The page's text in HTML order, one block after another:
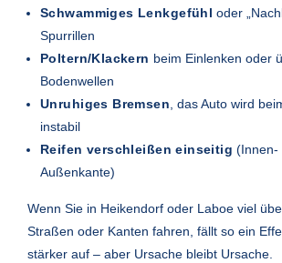
Schwammiges Lenkgefühl oder
Spurrillen
Poltern/Klackern beim Einlenken oder
Bodenwellen
Unruhiges Bremsen , das Auto wird
instabil
Reifen verschleißen einseitig (Innen-
Außenkante)
Wenn Sie in Heikendorf oder Laboe viel
Straßen oder Kanten fahren, fällt so ein
stärker auf – aber Ursache bleibt Ursache.